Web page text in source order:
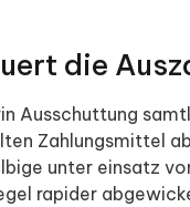
die
Ausschuttung
Zahlungsmittel
unter einsatz
rapider